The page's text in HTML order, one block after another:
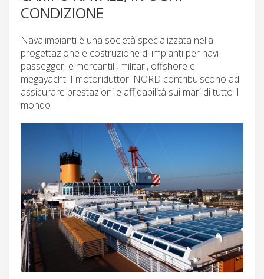
CONDIZIONE
Navalimpianti è una società specializzata nella
progettazione e costruzione di impianti per navi
passeggeri e mercantili, militari, offshore e
megayacht. I motoriduttori NORD contribuiscono ad
assicurare prestazioni e affidabilità sui mari di tutto il
mondo